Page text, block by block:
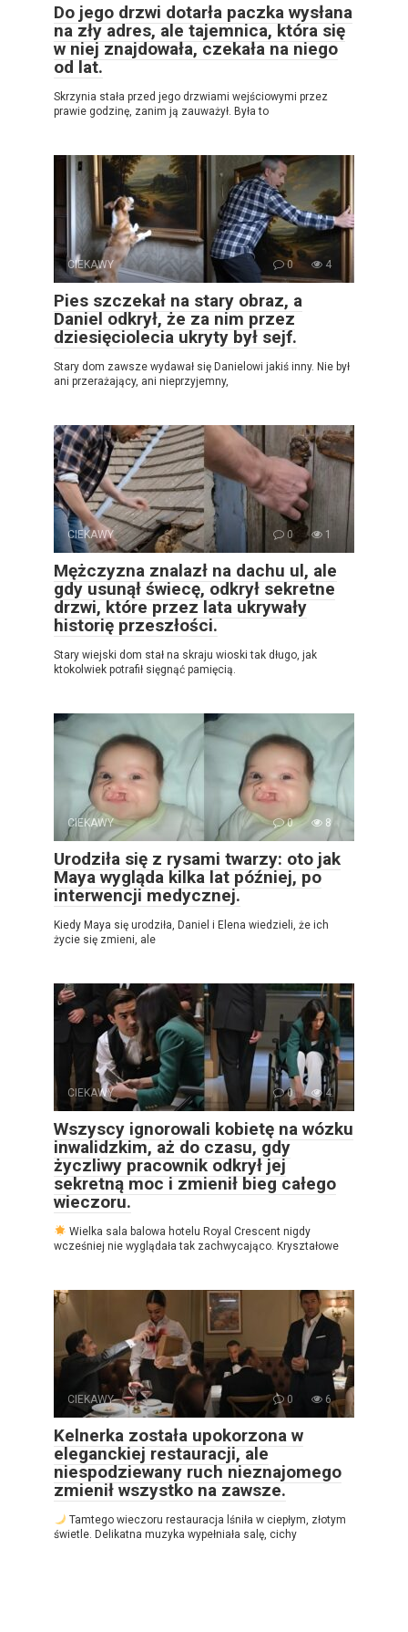
Do jego drzwi dotarła paczka wysłana
na zły adres, ale tajemnica, która się
w niej znajdowała, czekała na niego
od lat.
Skrzynia stała przed jego drzwiami wejściowymi przez
prawie godzinę, zanim ją zauważył. Była to
CIEKAWY 0 4
Pies szczekał na stary obraz, a
Daniel odkrył, że za nim przez
dziesięciolecia ukryty był sejf.
Stary dom zawsze wydawał się Danielowi jakiś inny. Nie był
ani przerażający, ani nieprzyjemny,
CIEKAWY 0 1
Mężczyzna znalazł na dachu ul, ale
gdy usunął świecę, odkrył sekretne
drzwi, które przez lata ukrywały
historię przeszłości.
Stary wiejski dom stał na skraju wioski tak długo, jak
ktokolwiek potrafił sięgnąć pamięcią.
CIEKAWY 0 8
Urodziła się z rysami twarzy: oto jak
Maya wygląda kilka lat później, po
interwencji medycznej.
Kiedy Maya się urodziła, Daniel i Elena wiedzieli, że ich
życie się zmieni, ale
CIEKAWY 0 4
Wszyscy ignorowali kobietę na wózku
inwalidzkim, aż do czasu, gdy
życzliwy pracownik odkrył jej
sekretną moc i zmienił bieg całego
wieczoru.
Wielka sala balowa hotelu Royal Crescent nigdy
wcześniej nie wyglądała tak zachwycająco. Kryształowe
CIEKAWY 0 6
Kelnerka została upokorzona w
eleganckiej restauracji, ale
niespodziewany ruch nieznajomego
zmienił wszystko na zawsze.
Tamtego wieczoru restauracja lśniła w ciepłym, złotym
świetle. Delikatna muzyka wypełniała salę, cichy